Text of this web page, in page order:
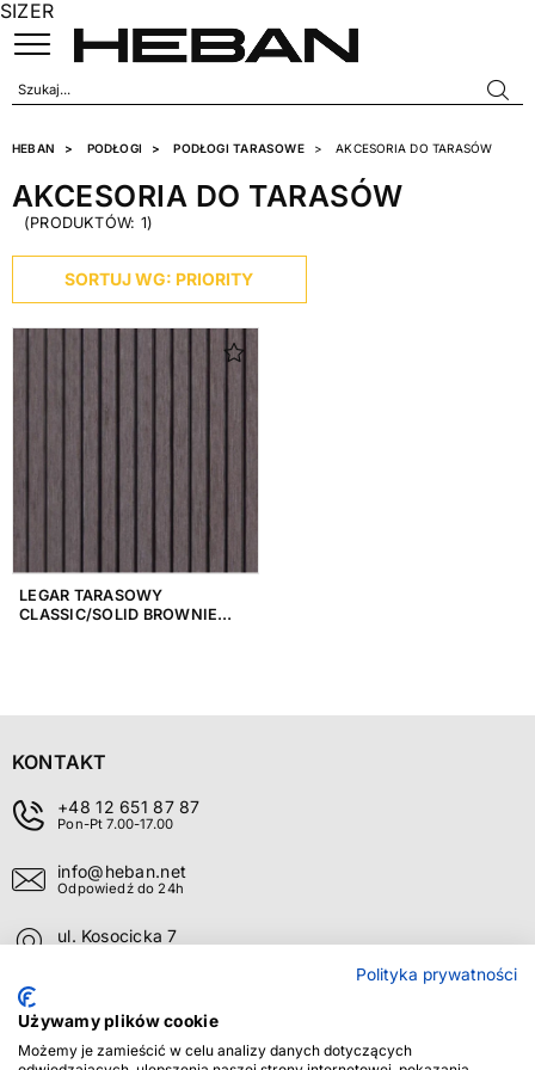
HEBAN PODŁOGI PODŁOGI TARASOWE AKCESORIA DO TARASÓW
GRUPA KOLORYSTYCZNA
AKCESORIA DO TARASÓW
(PRODUKTÓW: 1)
SORTUJ WG: PRIORITY
LEGAR TARASOWY
CLASSIC/SOLID BROWNIE
KONTAKT
+48 12 651 87 87
Pon-Pt 7.00-17.00
info@heban.net
Odpowiedź do 24h
ul. Kosocicka 7
O FIRMIE
OBSŁUGA KLIENTA
Polityka prywatności
Używamy plików cookie
Możemy je zamieścić w celu analizy danych dotyczących
SIZER